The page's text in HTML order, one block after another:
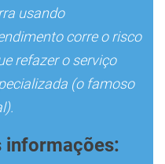
usando
corre o risco
refazer o serviço
(o famoso
informações: